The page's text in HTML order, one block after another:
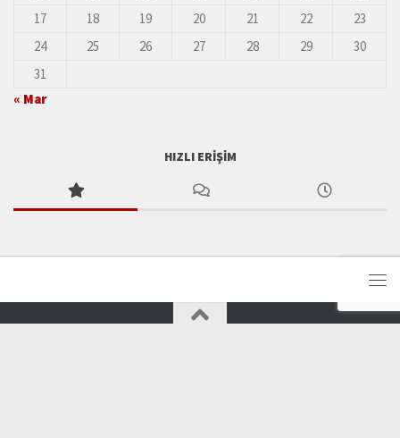
17
18 19 20 21 22
23
24
25 26 27 28 29
30
31
« Mar
HIZLI ERIŞIM